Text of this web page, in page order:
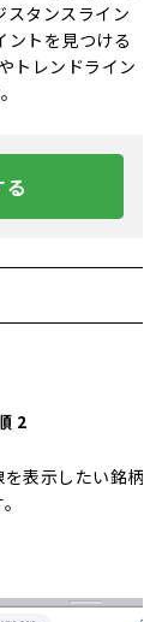
スタンスライン
ントを見つける
トレンドライン
2
を表示したい銘柄